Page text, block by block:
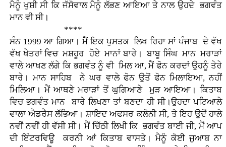
ਮੈਨੂੰ ਖੁਸ਼ੀ ਸੀ ਕਿ ਜੱਸੋਵਾਲ ਮੈਨੂੰ ਲੱਭਣ ਆਇਆ ਤੇ ਨਾਲ ਉਹਦੇ ਭਗਵੰਤ
ਮਾਨ ਵੀ ਸੀ।
****
ਸੰਨ 1999 ਆ ਗਿਆ। ਮੈਂ ਇਕ ਪੁਸਤਕ ਲਿਖ ਰਿਹਾ ਸਾਂ ਪੰਜਾਬ ਦੇ ਵੱਖ
ਵੱਖ ਖੇਤਰਾਂ ਵਿਚ ਮਸ਼ਹੂਰ ਹੋਏ ਮਾਨਾਂ ਬਾਰੇ। ਬਾਬੂ ਸਿੰਘ ਮਾਨ ਮਰਾੜਾਂ
ਵਾਲੇ ਆਖਣ ਲੱਗੇ ਕਿ ਭਗਵੰਤ ਨੂੰ ਵੀ ਮਿਲ ਆ, ਮੈਂ ਫੋਨ ਕਰਦਾਂ ਉਹਨੂੰ ਤੇਰੇ
ਬਾਰੇ। ਮਾਨ ਸਾਹਿਬ ਨੇ ਘਰ ਵਾਲੇ ਫੋਨ ਉਤੋਂ ਫੋਨ ਮਿਲਾਇਆ, ਨਹੀਂ
ਮਿਲਿਆ। ਮੈਂ ਆਥਣੇ ਮਰਾੜਾਂ ਤੋਂ ਘੁਗਿਆਣੇ ਮੁੜ ਆਇਆ। ਕਿਤਾਬ
ਵਿਚ ਭਗਵੰਤ ਮਾਨ ਬਾਰੇ ਲਿਖਣਾ ਤਾਂ ਬਣਦਾ ਹੀ ਸੀ।ਉਹਦਾ ਪਟਿਆਲੇ
ਵਾਲਾ ਐਡਰੈਸ ਲੱਭਿਆ। ਸ਼ਾਇਦ ਅਫਸਰ ਕਲੋਨੀ ਸੀ, ਤੇ ਇਹ ਉਦੋਂ ਹਾਲੇ
ਨਵੀਂ ਨਵੀਂ ਹੀ ਵੱਸੀ ਸੀ। ਮੈਂ ਚਿੱਠੀ ਲਿਖੀ ਕਿ ਭਗਵੰਤ ਬਾਈ ਜੀ, ਮੈਂ ਆਪ
ਦੀ ਇੰਟਰਵਿਊ ਕਰਨੀ ਆਂ ਕਿਤਾਬ ਵਾਸਤੇ। ਮੈਨੂੰ ਕੋਈ ਜੁਆਬ ਨਾ